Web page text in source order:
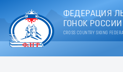
ФЕДЕРАЦИЯ
ГОНОК РОССИИ
CROSS COUNTRY SKIING